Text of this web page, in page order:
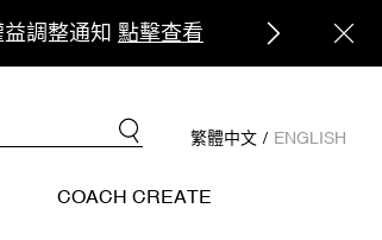
繁體中文 / ENGLISH
COACH CREATE